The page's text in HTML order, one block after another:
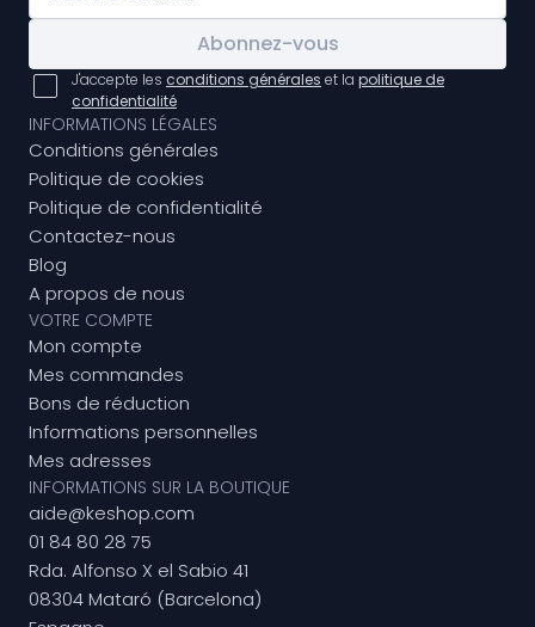
Abonnez-vous
J'accepte les conditions générales et la politique de
confidentialité
INFORMATIONS LÉGALES
Conditions générales
Politique de cookies
Politique de confidentialité
Contactez-nous
Blog
A propos de nous
VOTRE COMPTE
Mon compte
Mes commandes
Bons de réduction
Informations personnelles
Mes adresses
INFORMATIONS SUR LA BOUTIQUE
aide@keshop.com
01 84 80 28 75
Rda. Alfonso X el Sabio 41
08304 Mataró (Barcelona)